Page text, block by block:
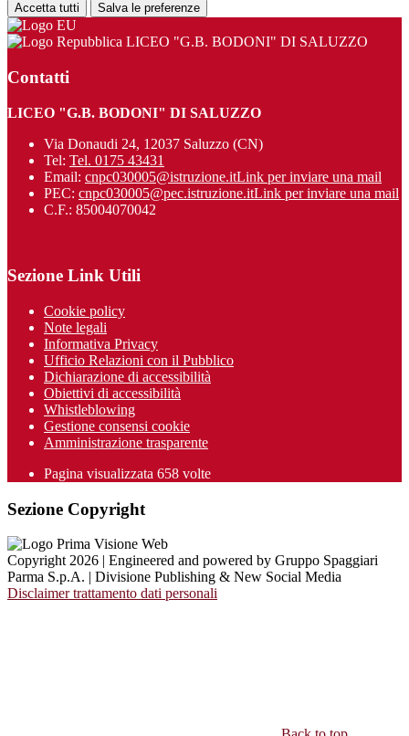
Accetta tutti Salva le preferenze
LICEO "G.B. BODONI" DI SALUZZO
Contatti
LICEO "G.B. BODONI" DI SALUZZO
Via Donaudi 24, 12037 Saluzzo (CN)
Tel: Tel. 0175 43431
Email: cnpc030005@istruzione.itLink per inviare una mail
PEC: cnpc030005@pec.istruzione.itLink per inviare una mail
C.F.: 85004070042
Sezione Link Utili
Cookie policy
Note legali
Informativa Privacy
Ufficio Relazioni con il Pubblico
Dichiarazione di accessibilità
Obiettivi di accessibilità
Whistleblowing
Gestione consensi cookie
Amministrazione trasparente
Pagina visualizzata 658 volte
Sezione Copyright
Copyright 2026 | Engineered and powered by Gruppo Spaggiari
Parma S.p.A. | Divisione Publishing & New Social Media
Disclaimer trattamento dati personali